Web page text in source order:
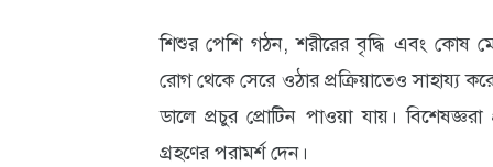
শিশুর পেশি গঠন, শরীরের বৃদ্ধি এবং কোষ
রোগ থেকে সেরে ওঠার প্রক্রিয়াতেও সাহায্য
ডালে প্রচুর প্রোটিন পাওয়া যায়।
গ্রহণের পরামর্শ দেন।